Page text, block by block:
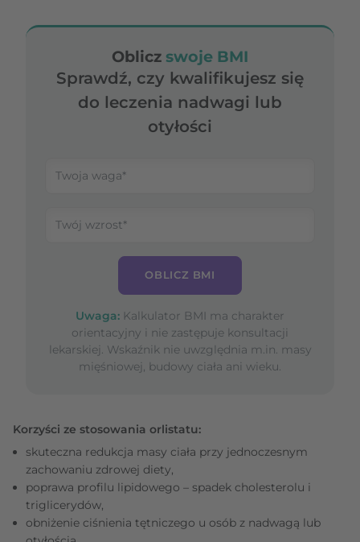
Oblicz swoje BMI
Sprawdź, czy kwalifikujesz się
do leczenia nadwagi lub
otyłości
OBLICZ BMI
Uwaga: Kalkulator BMI ma charakter
orientacyjny i nie zastępuje konsultacji
lekarskiej. Wskaźnik nie uwzględnia m.in. masy
mięśniowej, budowy ciała ani wieku.
Korzyści ze stosowania orlistatu:
skuteczna redukcja masy ciała przy jednoczesnym
zachowaniu zdrowej diety,
poprawa profilu lipidowego – spadek cholesterolu i
triglicerydów,
obniżenie ciśnienia tętniczego u osób z nadwagą lub